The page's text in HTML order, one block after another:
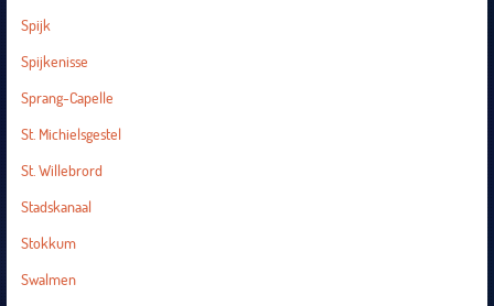
Spijk
Spijkenisse
Sprang-Capelle
St. Michielsgestel
St. Willebrord
Stadskanaal
Stokkum
Swalmen